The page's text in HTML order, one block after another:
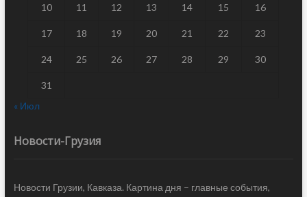
10 11 12 13 14 15 16
17 18 19 20 21 22 23
24 25 26 27 28 29 30
31
« Июл
Новости-Грузия
Новости Грузии, Кавказа. Картина дня – главные события,